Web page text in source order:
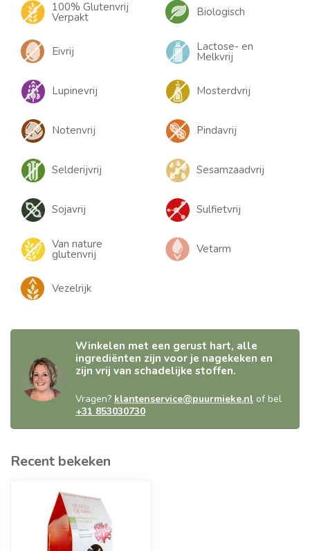
100% Glutenvrij
Verpakt Biologisch
Eivrij Lactose- en
Melkvrij
Lupinevrij Mosterdvrij
Notenvrij Pindavrij
Selderijvrij Sesamzaadvrij
Sojavrij Sulfietvrij
Van nature
glutenvrij Vetarm
Vezelrijk
Winkelen met een gerust hart, alle
ingrediënten zijn voor je nagekeken en
zijn vrij van schadelijke stoffen.
Vragen? klantenservice@puurmieke.nl of bel
+31 853030730
Recent bekeken